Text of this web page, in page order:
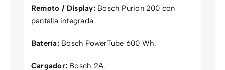
Remoto / Display:Bosch Purion 200 con
pantalla integrada.
Batería:Bosch PowerTube 600 Wh.
Cargador: Bosch 2A.